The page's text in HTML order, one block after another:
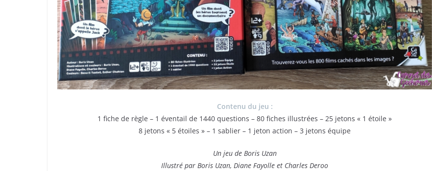
Contenu du jeu :
1 fiche de règle – 1 éventail de 1440 questions – 80 fiches illustrées – 25 jetons « 1 étoile »
8 jetons « 5 étoiles » – 1 sablier – 1 jeton action – 3 jetons équipe
Un jeu de Boris Uzan
Illustré par Boris Uzan, Diane Fayolle et Charles Deroo